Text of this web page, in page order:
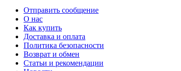
Отправить сообщение
О нас
Как купить
Доставка и оплата
Политика безопасности
Возврат и обмен
Статьи и рекомендации